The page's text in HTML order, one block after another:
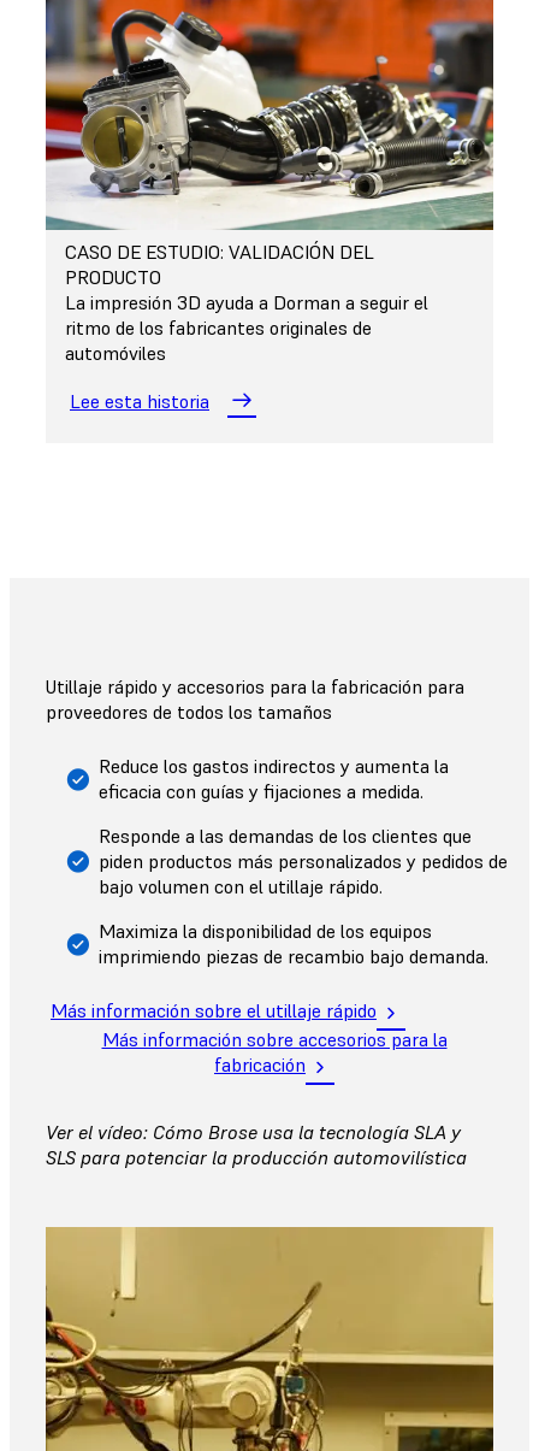
CASO DE ESTUDIO: VALIDACIÓN DEL
PRODUCTO
La impresión 3D ayuda a Dorman a seguir el
ritmo de los fabricantes originales de
automóviles
Lee esta historia
Utillaje rápido y accesorios para la fabricación para
proveedores de todos los tamaños
Reduce los gastos indirectos y aumenta la
eficacia con guías y fijaciones a medida.
Responde a las demandas de los clientes que
piden productos más personalizados y pedidos de
bajo volumen con el utillaje rápido.
Maximiza la disponibilidad de los equipos
imprimiendo piezas de recambio bajo demanda.
Más información sobre el utillaje rápido
Más información sobre accesorios para la
fabricación
Ver el vídeo: Cómo Brose usa la tecnología SLA y
SLS para potenciar la producción automovilística